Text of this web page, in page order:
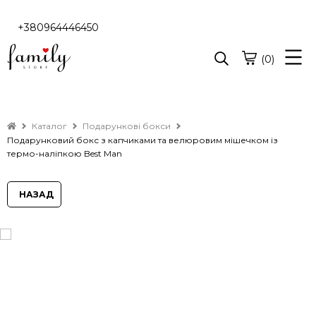
+380964446450
(0)
Каталог
Подарункові бокси
Подарунковий бокс з капчиками та велюровим мішечком із
термо-наліпкою Best Man
НАЗАД